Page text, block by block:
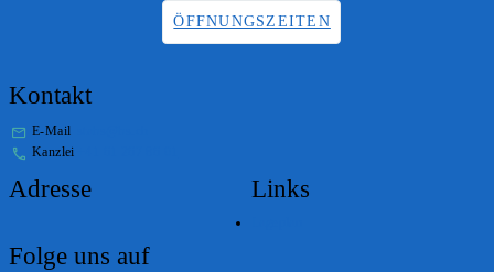
ÖFFNUNGSZEITEN
Kontakt
E-Mail
Kanzlei
Adresse Links
Folge uns auf